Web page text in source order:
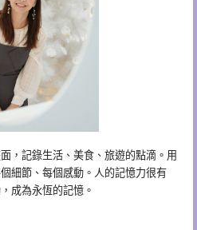
，記錄生活、美食、旅遊的點滴。用
細節、每個感動。人的記憶力很有
成為永恆的記憶。